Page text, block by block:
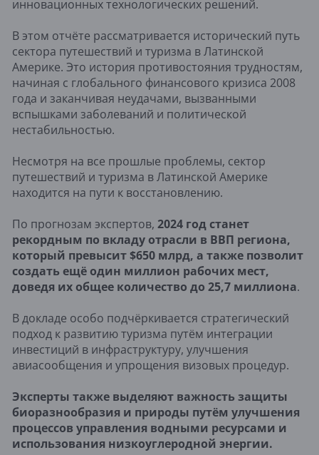
инновационных технологических решений.
В этом отчёте рассматривается исторический путь
сектора путешествий и туризма в Латинской
Америке. Это история противостояния трудностям,
начиная с глобального финансового кризиса 2008
года и заканчивая неудачами, вызванными
вспышками заболеваний и политической
нестабильностью.
Несмотря на все прошлые проблемы, сектор
путешествий и туризма в Латинской Америке
находится на пути к восстановлению.
По прогнозам экспертов, 2024 год станет
рекордным по вкладу отрасли в ВВП региона,
который превысит $650 млрд, а также позволит
создать ещё один миллион рабочих мест,
доведя их общее количество до 25,7 миллиона.
В докладе особо подчёркивается стратегический
подход к развитию туризма путём интеграции
инвестиций в инфраструктуру, улучшения
авиасообщения и упрощения визовых процедур.
Эксперты также выделяют важность защиты
биоразнообразия и природы путём улучшения
процессов управления водными ресурсами и
использования низкоуглеродной энергии.